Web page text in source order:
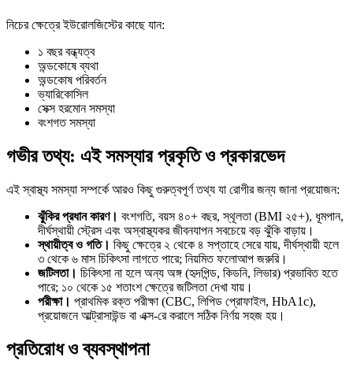
নিচের ক্ষেত্রে ইউরোলজিস্টের কাছে যান:
১ বছর বন্ধ্যত্ব
অন্ডকোষে ব্যথা
অন্ডকোষ পরিবর্তন
ভ্যারিকোসিল
সেক্স হরমোন সমস্যা
বংশগত সমস্যা
গভীর তথ্য: এই সমস্যার প্রকৃতি ও প্রকারভেদ
এই স্বাস্থ্য সমস্যা সম্পর্কে আরও কিছু গুরুত্বপূর্ণ তথ্য যা রোগীর জন্য জানা প্রয়োজন:
ঝুঁকির প্রধান কারণ। বংশগতি, বয়স ৪০+ বছর, স্থূলতা (BMI ২৫+), ধূমপান,
দীর্ঘস্থায়ী স্ট্রেস এবং অস্বাস্থ্যকর জীবনযাপন সবচেয়ে বড় ঝুঁকি বাড়ায়।
স্থায়ীত্ব ও গতি। কিছু ক্ষেত্রে ২ থেকে ৪ সপ্তাহে সেরে যায়, দীর্ঘস্থায়ী হলে
৩ থেকে ৬ মাস চিকিৎসা লাগতে পারে; নিয়মিত ফলোআপ জরুরি।
জটিলতা। চিকিৎসা না হলে অন্য অঙ্গ (হৃদপিন্ড, কিডনি, লিভার) প্রভাবিত হতে
পারে; ১০ থেকে ১৫ শতাংশ ক্ষেত্রে জটিলতা দেখা যায়।
পরীক্ষা। প্রাথমিক রক্ত পরীক্ষা (CBC, লিপিড প্রোফাইল, HbA1c),
প্রয়োজনে আল্ট্রাসাউন্ড বা এক্স-রে করালে সঠিক নির্ণয় সহজ হয়।
প্রতিরোধ ও ব্যবস্থাপনা